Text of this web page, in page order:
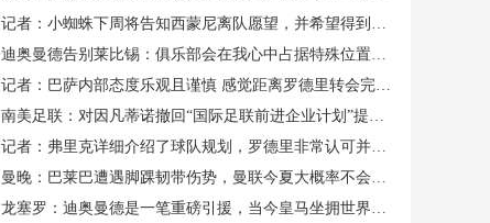
记者：小蜘蛛下周将告知西蒙尼离队愿望，并希望得到理解和帮助
迪奥曼德告别莱比锡：俱乐部会在我心中占据特殊位置，感谢所有
记者：巴萨内部态度乐观且谨慎 感觉距离罗德里转会完成更近了
南美足联：对因凡蒂诺撤回“国际足联前进企业计划”提案表示欢迎
记者：弗里克详细介绍了球队规划，罗德里非常认可并选择加盟巴萨
曼晚：巴莱巴遭遇脚踝韧带伤势，曼联今夏大概率不会继续追求他
龙塞罗：迪奥曼德是一笔重磅引援，当今皇马坐拥世界独一档攻击线